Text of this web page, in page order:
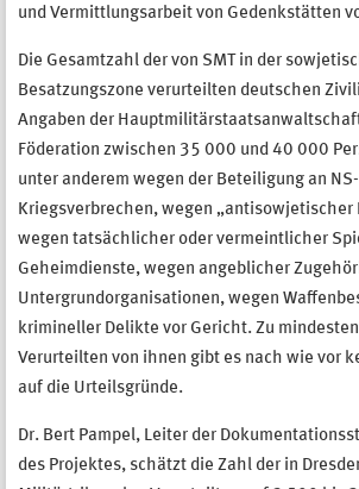
und Vermittlungsarbeit von Gedenkstätten
Die Gesamtzahl der von SMT in der
Besatzungszone verurteilten deutschen
Angaben der
Föderation zwischen 35 000 und 40 000
unter anderem wegen der Beteiligung an
Kriegsverbrechen, wegen „antisowjetischer
wegen tatsächlicher oder vermeintlicher
Geheimdienste, wegen angeblicher
Untergrundorganisationen, wegen
krimineller Delikte vor Gericht. Zu
Verurteilten von ihnen gibt es nach wie vor
auf die Urteilsgründe.
Dr. Bert Pampel, Leiter der
des Projektes, schätzt die Zahl der in